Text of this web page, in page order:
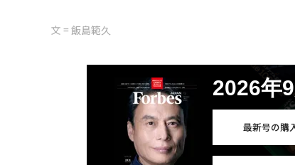
文 = 飯島範久
2026年
最新号の購